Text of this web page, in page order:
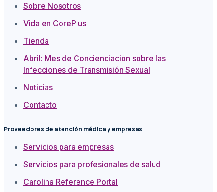
Sobre Nosotros
Vida en CorePlus
Tienda
Abril: Mes de Concienciación sobre las
Infecciones de Transmisión Sexual
Noticias
Contacto
Proveedores de atención médica y empresas
Servicios para empresas
Servicios para profesionales de salud
Carolina Reference Portal